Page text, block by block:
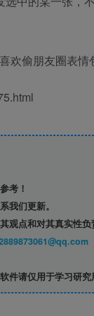
欢偷朋友圈表
考！
我们更新。
观点和对其真实性负
件请仅用于学习研究